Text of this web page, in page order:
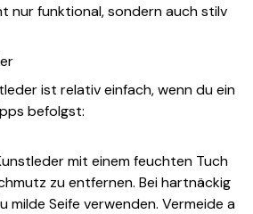
nur funktional, sondern auch stilv
ist relativ einfach, wenn du ein
befolgst:
mit einem feuchten Tuch
zu entfernen. Bei hartnäckig
milde Seife verwenden. Vermeide a